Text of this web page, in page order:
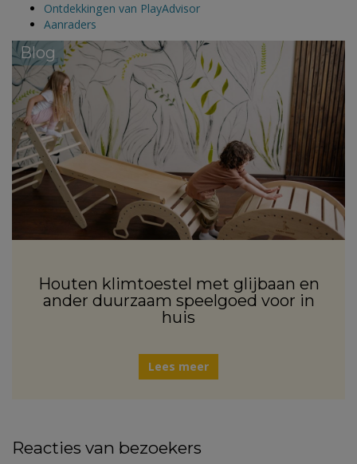
Ontdekkingen van PlayAdvisor
Aanraders
Blog
Houten klimtoestel met glijbaan en
ander duurzaam speelgoed voor in
huis
Lees meer
Reacties van bezoekers